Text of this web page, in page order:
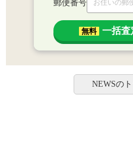
郵便番号
無料 一括査
NEWSの